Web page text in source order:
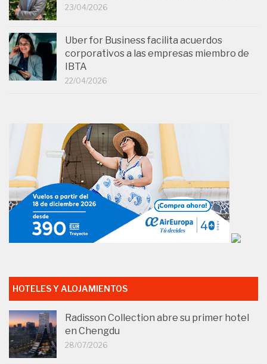
23/04/2026
Uber for Business facilita acuerdos
corporativos a las empresas miembro de
IBTA
22/04/2026
HOTELES Y ALOJAMIENTOS
Radisson Collection abre su primer hotel
en Chengdu
28/07/2026